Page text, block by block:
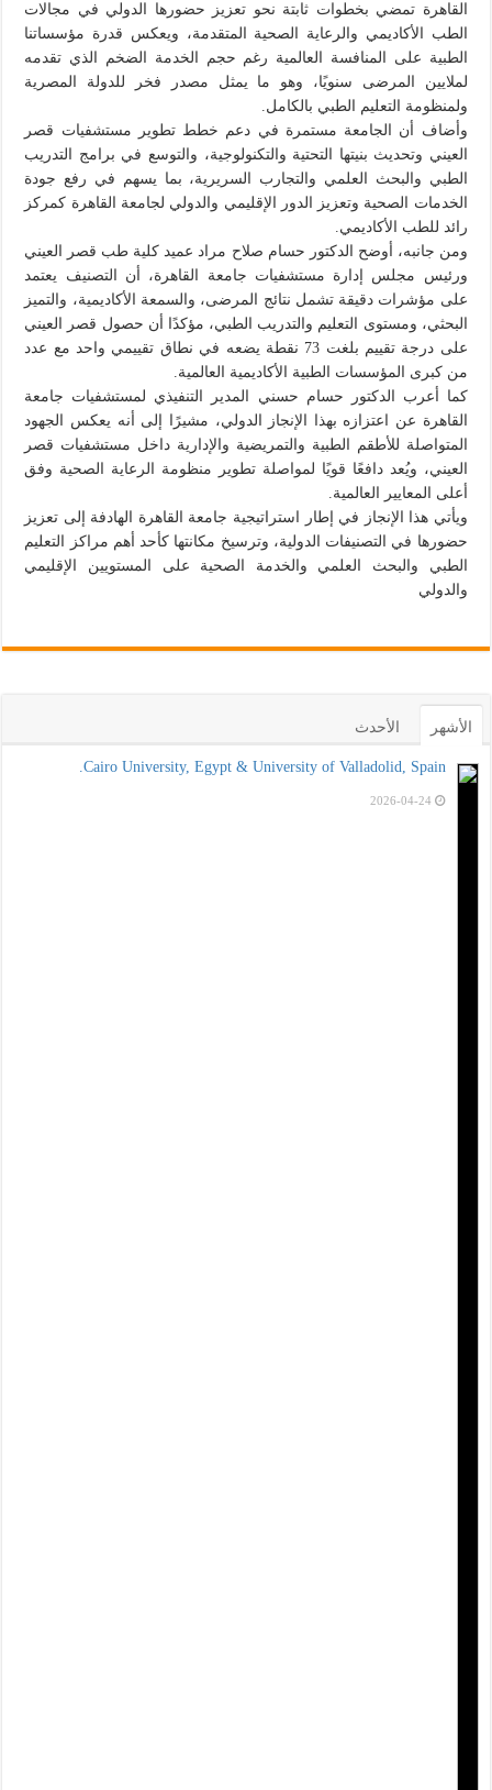
القاهرة تمضي بخطوات ثابتة نحو تعزيز حضورها الدولي في مجالات
الطب الأكاديمي والرعاية الصحية المتقدمة، ويعكس قدرة مؤسساتنا
الطبية على المنافسة العالمية رغم حجم الخدمة الضخم الذي تقدمه
لملايين المرضى سنويًا، وهو ما يمثل مصدر فخر للدولة المصرية
ولمنظومة التعليم الطبي بالكامل.
وأضاف أن الجامعة مستمرة في دعم خطط تطوير مستشفيات قصر
العيني وتحديث بنيتها التحتية والتكنولوجية، والتوسع في برامج التدريب
الطبي والبحث العلمي والتجارب السريرية، بما يسهم في رفع جودة
الخدمات الصحية وتعزيز الدور الإقليمي والدولي لجامعة القاهرة كمركز
رائد للطب الأكاديمي.
ومن جانبه، أوضح الدكتور حسام صلاح مراد عميد كلية طب قصر العيني
ورئيس مجلس إدارة مستشفيات جامعة القاهرة، أن التصنيف يعتمد
على مؤشرات دقيقة تشمل نتائج المرضى، والسمعة الأكاديمية، والتميز
البحثي، ومستوى التعليم والتدريب الطبي، مؤكدًا أن حصول قصر العيني
على درجة تقييم بلغت 73 نقطة يضعه في نطاق تقييمي واحد مع عدد
من كبرى المؤسسات الطبية الأكاديمية العالمية.
كما أعرب الدكتور حسام حسني المدير التنفيذي لمستشفيات جامعة
القاهرة عن اعتزازه بهذا الإنجاز الدولي، مشيرًا إلى أنه يعكس الجهود
المتواصلة للأطقم الطبية والتمريضية والإدارية داخل مستشفيات قصر
العيني، ويُعد دافعًا قويًا لمواصلة تطوير منظومة الرعاية الصحية وفق
أعلى المعايير العالمية.
ويأتي هذا الإنجاز في إطار استراتيجية جامعة القاهرة الهادفة إلى تعزيز
حضورها في التصنيفات الدولية، وترسيخ مكانتها كأحد أهم مراكز التعليم
الطبي والبحث العلمي والخدمة الصحية على المستويين الإقليمي
والدولي
الأشهر الأحدث
Cairo University, Egypt & University of Valladolid, Spain.
2026-04-24